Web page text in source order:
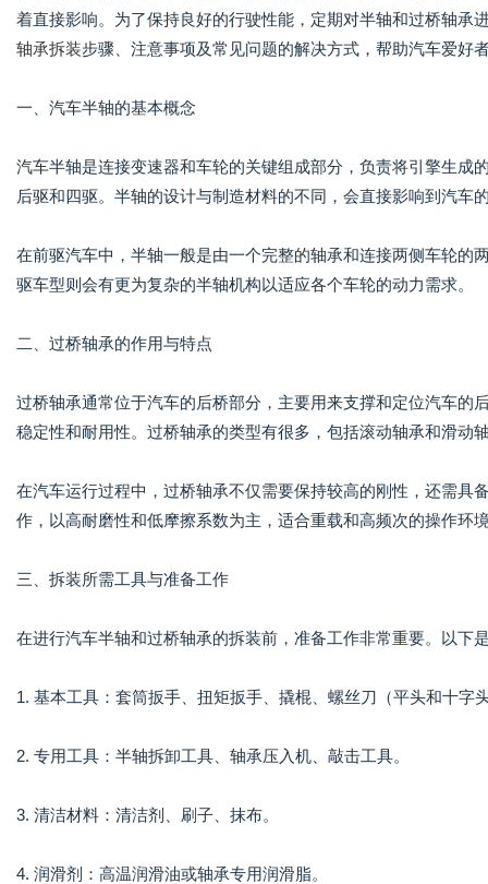
着直接影响。为了保持良好的行驶性能，定期对半轴和过桥轴承
轴承拆装步骤、注意事项及常见问题的解决方式，帮助汽车爱好
一、汽车半轴的基本概念
汽车半轴是连接变速器和车轮的关键组成部分，负责将引擎生成
后驱和四驱。半轴的设计与制造材料的不同，会直接影响到汽车
在前驱汽车中，半轴一般是由一个完整的轴承和连接两侧车轮的
驱车型则会有更为复杂的半轴机构以适应各个车轮的动力需求。
二、过桥轴承的作用与特点
过桥轴承通常位于汽车的后桥部分，主要用来支撑和定位汽车的
稳定性和耐用性。过桥轴承的类型有很多，包括滚动轴承和滑动
在汽车运行过程中，过桥轴承不仅需要保持较高的刚性，还需具
作，以高耐磨性和低摩擦系数为主，适合重载和高频次的操作环
三、拆装所需工具与准备工作
在进行汽车半轴和过桥轴承的拆装前，准备工作非常重要。以下
1. 基本工具：套筒扳手、扭矩扳手、撬棍、螺丝刀（平头和十字
2. 专用工具：半轴拆卸工具、轴承压入机、敲击工具。
3. 清洁材料：清洁剂、刷子、抹布。
4. 润滑剂：高温润滑油或轴承专用润滑脂。